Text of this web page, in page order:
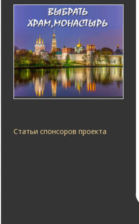
Статьи спонсоров проекта